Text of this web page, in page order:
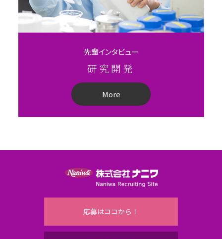
先輩インタビュー
研究開発
More
応募はココから！